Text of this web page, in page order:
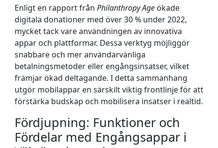
Enligt en rapport från Philanthropy Age ökade
digitala donationer med över 30 % under 2022,
mycket tack vare användningen av innovativa
appar och plattformar. Dessa verktyg möjliggör
snabbare och mer användarvänliga
betalningsmetoder eller engångsinsatser, vilket
främjar ökad deltagande. I detta sammanhang
utgör mobilappar en särskilt viktig frontlinje för att
förstärka budskap och mobilisera insatser i realtid.
Fördjupning: Funktioner och
Fördelar med Engångsappar i